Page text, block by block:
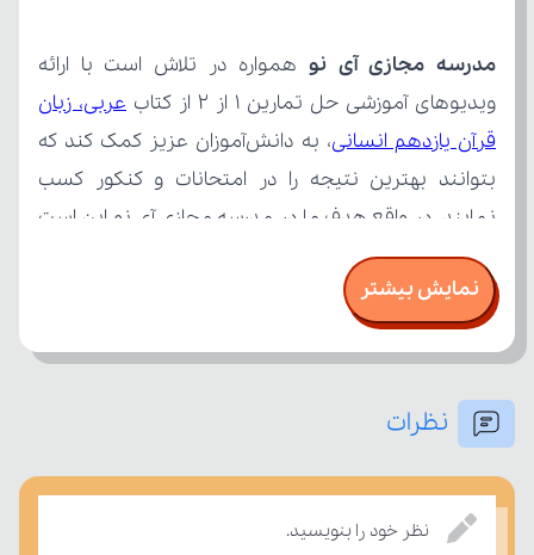
مدرسه مجازی آی نو
ویدیوهای آموزشی حل تمارین 1 از 2 از کتاب
قرآن یازدهم انسانی
بسنجند.
نمایش بیشتر
نظرات
نظر خود را بنویسید.